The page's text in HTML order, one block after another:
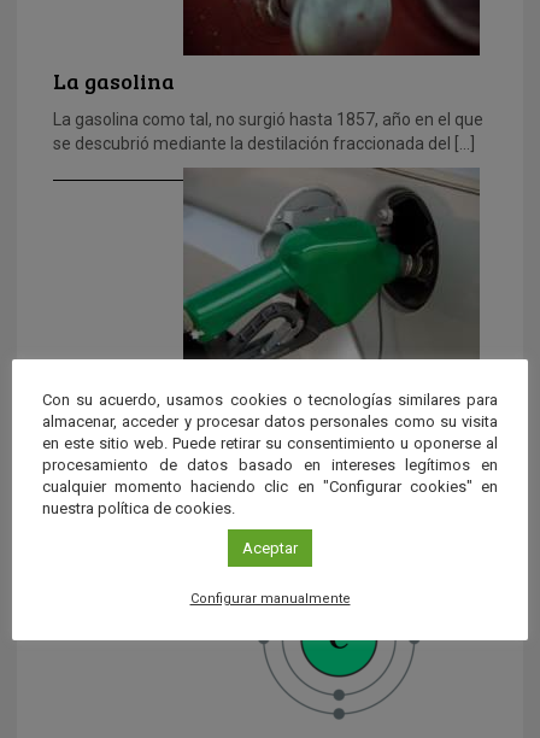
La gasolina
La gasolina como tal, no surgió hasta 1857, año en el que
se descubrió mediante la destilación fraccionada del […]
¿Por qué se usan gasolinas sin plomo?
Este tipo de gasolinas se utilizan porque los aditivos
antidetonantes con plomo, como el tetraetilplomo
[Pb(C2H5)4], ‘envenenan’ a […]
Con su acuerdo, usamos cookies o tecnologías similares para
almacenar, acceder y procesar datos personales como su visita
en este sitio web. Puede retirar su consentimiento u oponerse al
procesamiento de datos basado en intereses legítimos en
cualquier momento haciendo clic en "Configurar cookies" en
nuestra política de cookies.
Aceptar
Configurar manualmente